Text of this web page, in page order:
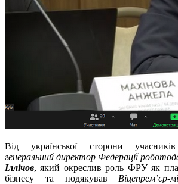
Від української сторони
генеральний директор Федерації
Іллічов, який окреслив роль ФРУ як
бізнесу та подякував